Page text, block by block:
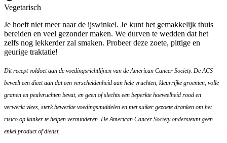
Vegetarisch
Je hoeft niet meer naar de ijswinkel. Je kunt het gemakkelijk thuis
bereiden en veel gezonder maken. We durven te wedden dat het
zelfs nog lekkerder zal smaken. Probeer deze zoete, pittige en
geurige traktatie!
Dit recept voldoet aan de voedingsrichtlijnen van de American Cancer Society. De ACS
beveelt een dieet aan dat een verscheidenheid aan hele vruchten, kleurrijke groenten, volle
granen en peulvruchten bevat, en geen of slechts een beperkte hoeveelheid rood en
verwerkt vlees, sterk bewerkte voedingsmiddelen en met suiker gezoete dranken om het
risico op kanker te helpen verminderen. De American Cancer Society ondersteunt geen
enkel product of dienst.